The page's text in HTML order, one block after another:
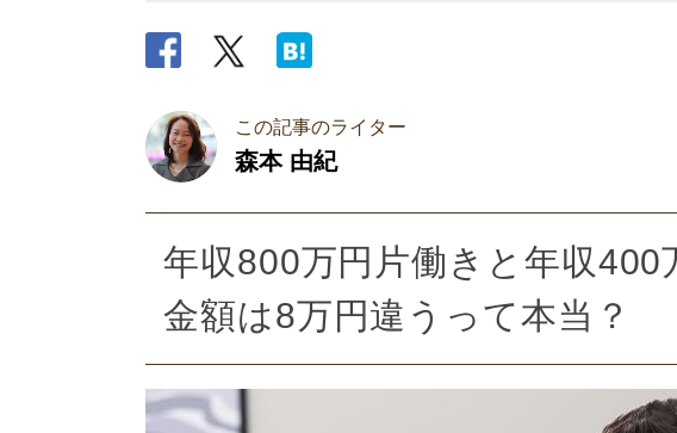
この記事のライター
森本 由紀
年収800万円片働きと年収400
金額は8万円違うって本当？